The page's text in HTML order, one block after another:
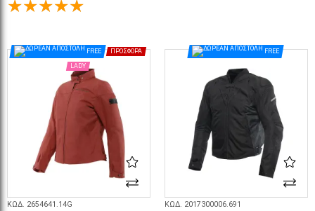
FREE ΠΡΟΣΦΟΡΆ
LADY
ΚΩΔ. 2654641.14G
FREE
ΚΩΔ. 2017300006.691